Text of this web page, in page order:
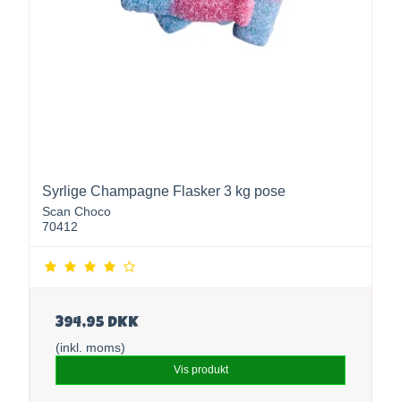
Syrlige Champagne Flasker 3 kg pose
Scan Choco
70412
394,95 DKK
(inkl. moms)
Vis produkt